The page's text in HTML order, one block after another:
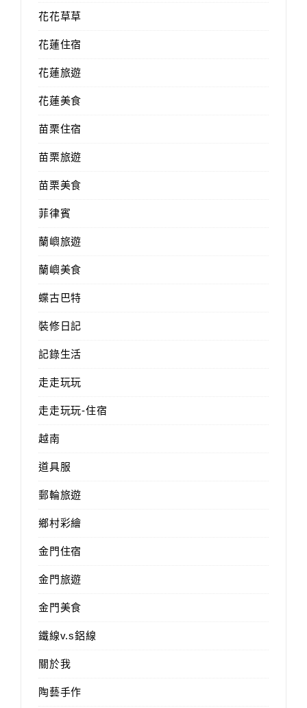
花花草草
花蓮住宿
花蓮旅遊
花蓮美食
苗栗住宿
苗栗旅遊
苗栗美食
菲律賓
蘭嶼旅遊
蘭嶼美食
蝶古巴特
裝修日記
記錄生活
走走玩玩
走走玩玩-住宿
越南
道具服
郵輪旅遊
鄉村彩繪
金門住宿
金門旅遊
金門美食
鐵線v.s鋁線
關於我
陶藝手作